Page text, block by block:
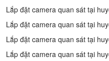
Lắp đặt camera quan sát tại
Lắp đặt camera quan sát tại
Lắp đặt camera quan sát tại
Lắp đặt camera quan sát tại